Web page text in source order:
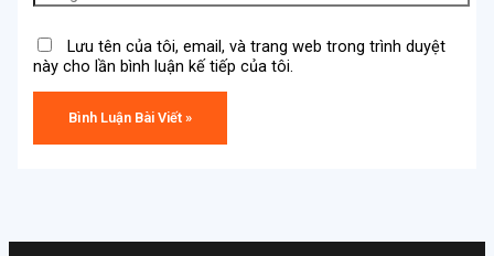
Lưu tên của tôi, email, và trang web trong trình duyệt
này cho lần bình luận kế tiếp của tôi.